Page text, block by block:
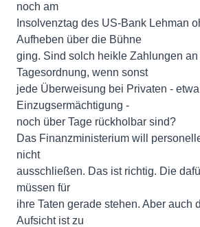
noch am
Insolvenztag des US-Bank Lehman
Aufheben über die Bühne
ging. Sind solch heikle Zahlungen an
Tagesordnung, wenn sonst
jede Überweisung bei Privaten -
Einzugsermächtigung -
noch über Tage rückholbar sind?
Das Finanzministerium will
nicht
ausschließen. Das ist richtig. Die
müssen für
ihre Taten gerade stehen. Aber auch
Aufsicht ist zu